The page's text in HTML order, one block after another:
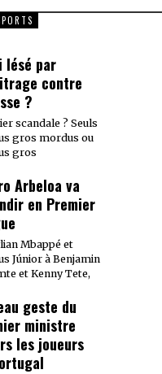
lésé par
contre
?
scandale ? Seuls
gros mordus ou
gros
Arbeloa va
en Premier
Mbappé et
Júnior à Benjamin
et Kenny Tete,
geste du
ministre
les joueurs